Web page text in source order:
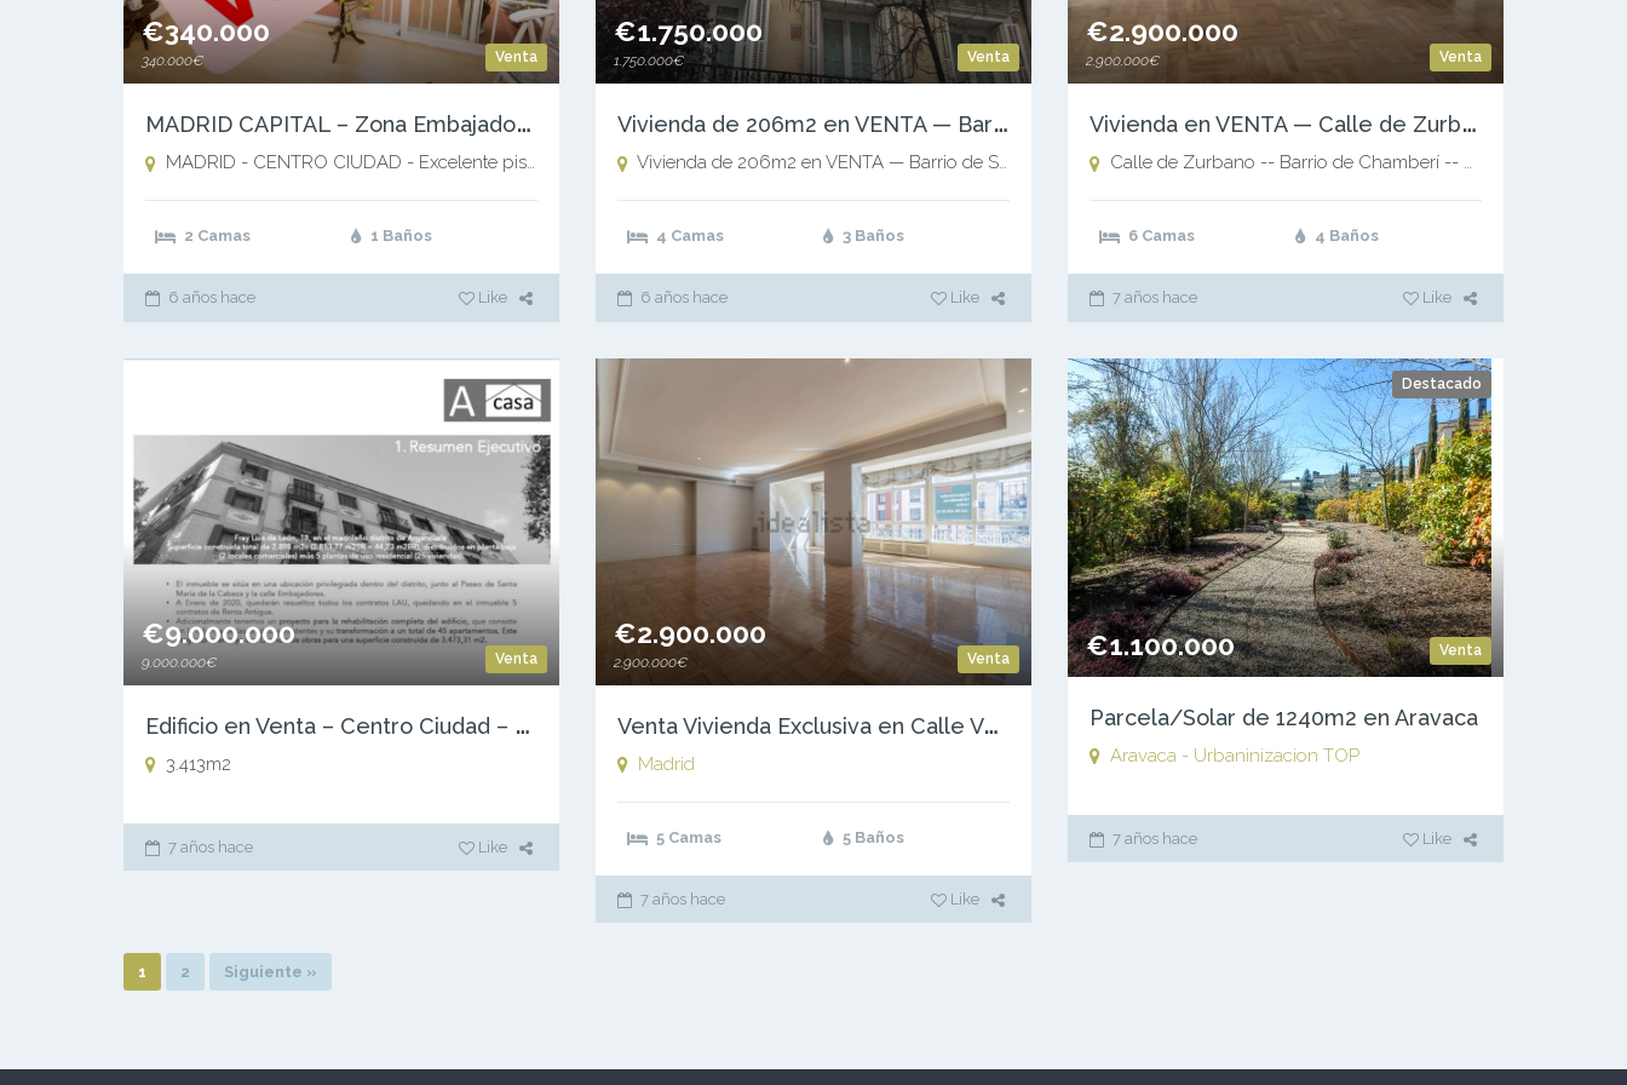
Venta
€340.000
340.000€
M
ADRID CAPITAL – Zona Embajadores // Delicias
MADRID - CENTRO CIUDAD - Excelente piso en Zona Embajadores // Delicias , MADRID CAPITAL - Zona Embajadores // Delicias
2 Camas 1 Baños
6 años hace Like
Venta
€1.750.000
1.750.000€
V
ivienda de 206m2 en VENTA — Barrio de Salamanca — Madrid TOTALMENTE REFORMADO
Vivienda de 206m2 en VENTA — Barrio de Salamanca — Madrid TOTALMENTE REFORMADO
4 Camas 3 Baños
6 años hace Like
Venta
€2.900.000
2.900.000€
V
ivienda en VENTA — Calle de Zurbano — Barrio de Chamberí — Madrid
Calle de Zurbano -- Barrio de Chamberí -- Madrid,
6 Camas 4 Baños
7 años hace Like
Venta
€9.000.000
9.000.000€
E
dificio en Venta – Centro Ciudad – Madrid Capital – distrito de Arganzuela.
3.413m2
7 años hace Like
Venta
€2.900.000
2.900.000€
V
enta Vivienda Exclusiva en Calle Velazquez – Barrio Salamanca – Madrid
Madrid
5 Camas 5 Baños
7 años hace Like
Venta
Destacado
€1.100.000
Parcela/Solar de 1240m2 en Aravaca
Aravaca - Urbaninizacion TOP
7 años hace Like
1 2 Siguiente »